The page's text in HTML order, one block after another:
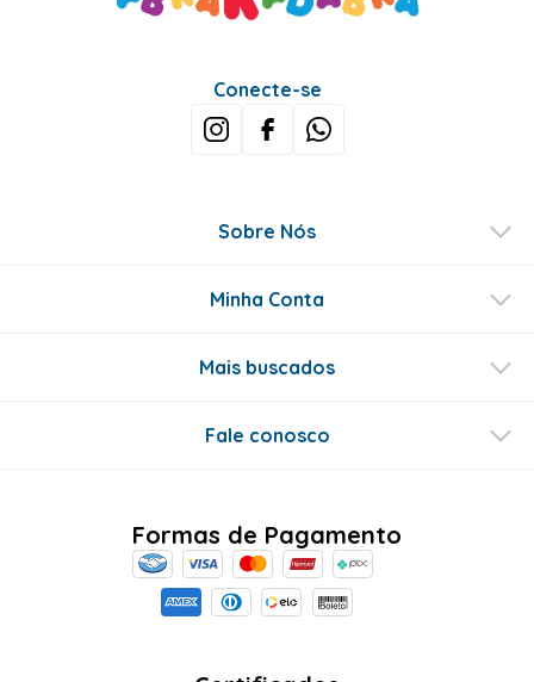
Conecte-se
Sobre Nós
Minha Conta
Mais buscados
Fale conosco
Formas de Pagamento